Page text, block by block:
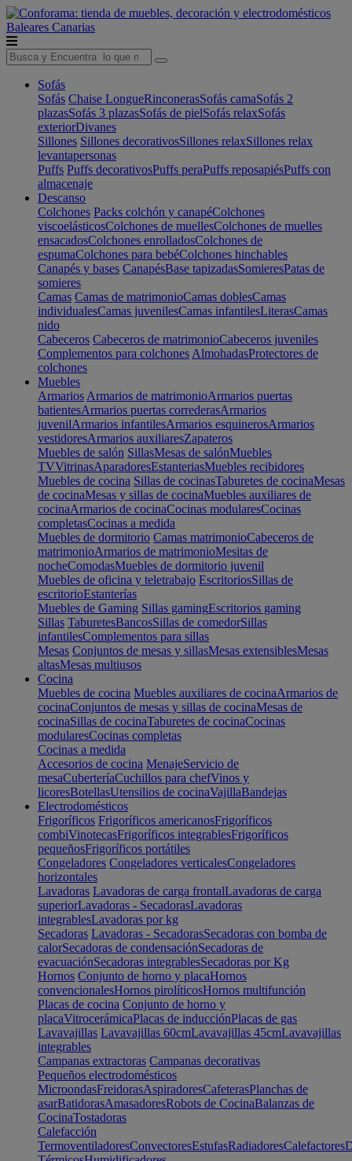
Baleares Canarias
Sofás
Sofás Chaise LongueRinconerasSofás camaSofás 2
plazasSofás 3 plazasSofás de pielSofás relaxSofás
exteriorDivanes
Sillones Sillones decorativosSillones relaxSillones relax
levantapersonas
Puffs Puffs decorativosPuffs peraPuffs reposapiésPuffs con
almacenaje
Descanso
Colchones Packs colchón y canapéColchones
viscoelásticosColchones de muellesColchones de muelles
ensacadosColchones enrolladosColchones de
espumaColchones para bebéColchones hinchables
Canapés y bases CanapésBase tapizadasSomieresPatas de
somieres
Camas Camas de matrimonioCamas doblesCamas
individualesCamas juvenilesCamas infantilesLiterasCamas
nido
Cabeceros Cabeceros de matrimonioCabeceros juveniles
Complementos para colchones AlmohadasProtectores de
colchones
Muebles
Armarios Armarios de matrimonioArmarios puertas
batientesArmarios puertas correderasArmarios
juvenilArmarios infantilesArmarios esquinerosArmarios
vestidoresArmarios auxiliaresZapateros
Muebles de salón SillasMesas de salónMuebles
TVVitrinasAparadoresEstanteriasMuebles recibidores
Muebles de cocina Sillas de cocinasTaburetes de cocinaMesas
de cocinaMesas y sillas de cocinaMuebles auxiliares de
cocinaArmarios de cocinaCocinas modularesCocinas
completasCocinas a medida
Muebles de dormitorio Camas matrimonioCabeceros de
matrimonioArmarios de matrimonioMesitas de
nocheComodasMuebles de dormitorio juvenil
Muebles de oficina y teletrabajo EscritoriosSillas de
escritorioEstanterías
Muebles de Gaming Sillas gamingEscritorios gaming
Sillas TaburetesBancosSillas de comedorSillas
infantilesComplementos para sillas
Mesas Conjuntos de mesas y sillasMesas extensiblesMesas
altasMesas multiusos
Cocina
Muebles de cocina Muebles auxiliares de cocinaArmarios de
cocinaConjuntos de mesas y sillas de cocinaMesas de
cocinaSillas de cocinaTaburetes de cocinaCocinas
modularesCocinas completas
Cocinas a medida
Accesorios de cocina MenajeServicio de
mesaCuberteríaCuchillos para chefVinos y
licoresBotellasUtensilios de cocinaVajillaBandejas
Electrodomésticos
Frigoríficos Frigoríficos americanosFrigoríficos
combiVinotecasFrigoríficos integrablesFrigoríficos
pequeñosFrigoríficos portátiles
Congeladores Congeladores verticalesCongeladores
horizontales
Lavadoras Lavadoras de carga frontalLavadoras de carga
superiorLavadoras - SecadorasLavadoras
integrablesLavadoras por kg
Secadoras Lavadoras - SecadorasSecadoras con bomba de
calorSecadoras de condensaciónSecadoras de
evacuaciónSecadoras integrablesSecadoras por Kg
Hornos Conjunto de horno y placaHornos
convencionalesHornos pirolíticosHornos multifunción
Placas de cocina Conjunto de horno y
placaVitrocerámicaPlacas de inducciónPlacas de gas
Lavavajillas Lavavajillas 60cmLavavajillas 45cmLavavajillas
integrables
Campanas extractoras Campanas decorativas
Pequeños electrodomésticos
MicroondasFreidorasAspiradoresCafeterasPlanchas de
asarBatidorasAmasadoresRobots de CocinaBalanzas de
CocinaTostadoras
Calefacción
TermoventiladoresConvectoresEstufasRadiadoresCalefactores